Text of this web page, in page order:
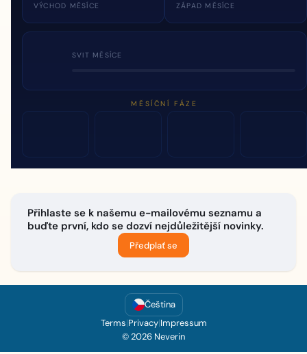
VÝCHOD MĚSÍCE ZÁPAD MĚSÍCE
SVIT MĚSÍCE
MĚSÍČNÍ FÁZE
Přihlaste se k našemu e-mailovému seznamu a
buďte první, kdo se dozví nejdůležitější novinky.
Předplať se
Čeština
Terms|Privacy|Impressum
© 2026 Neverin